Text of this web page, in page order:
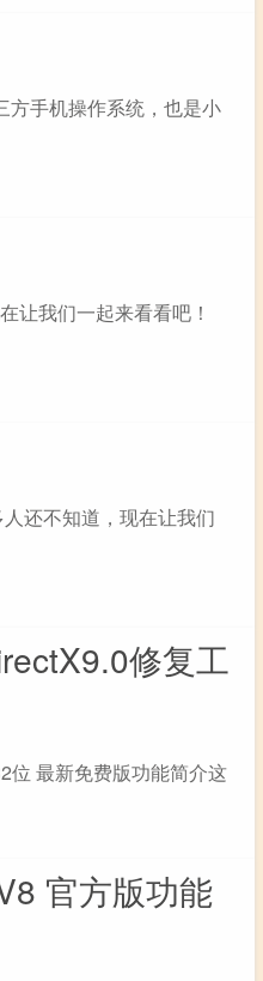
方手机操作系统，也是小
让我们一起来看看吧！
还不知道，现在让我们
修复工
位 最新免费版功能简介这
官方版功能